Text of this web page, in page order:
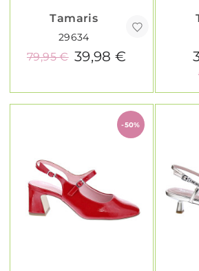
Tamaris
29634
39,98 €
79,95 €
-50%